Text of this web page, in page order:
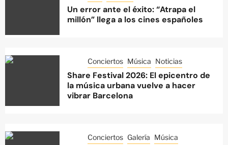
Un error ante el éxito: “Atrapa el
millón” llega a los cines españoles
Conciertos Música Noticias
Share Festival 2026: El epicentro de
la música urbana vuelve a hacer
vibrar Barcelona
Conciertos Galería Música